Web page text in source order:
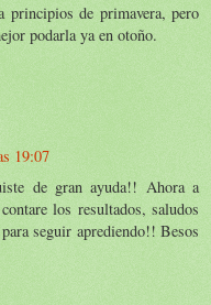
principios de primavera, pero
podarla ya en otoño.
19:07
de gran ayuda!! Ahora a
los resultados, saludos
seguir aprediendo!! Besos